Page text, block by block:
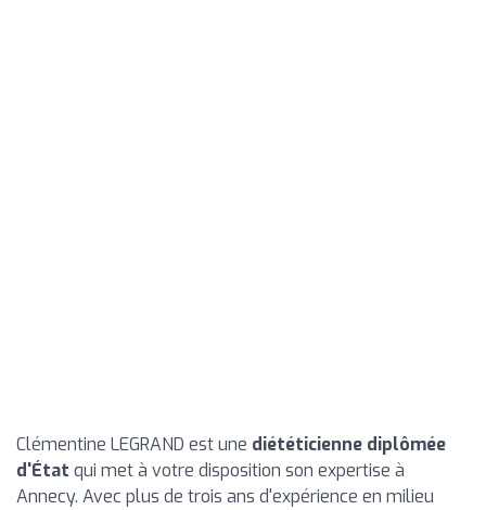
Clémentine LEGRAND est une diététicienne diplômée
d'État qui met à votre disposition son expertise à
Annecy. Avec plus de trois ans d'expérience en milieu